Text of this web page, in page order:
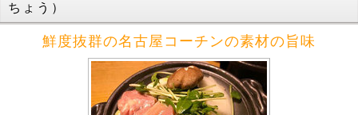
ちょう）
鮮度抜群の名古屋コーチンの素材の旨味